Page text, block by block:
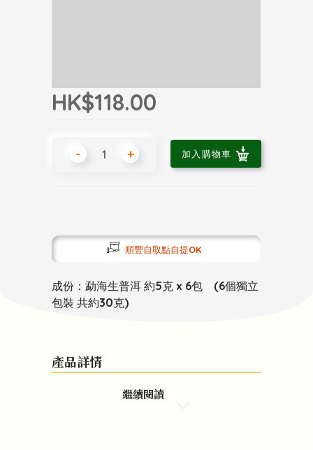
HK$118.00
- + 加入購物車
順豐自取點自提OK
成份：勐海生普洱 約5克 x 6包 (6個獨立
包裝 共約30克)
產品詳情
繼續閱讀